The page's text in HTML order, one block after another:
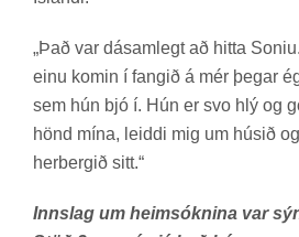
„Það var dá­sam­legt að hitta
einu kom­in í fang­ið á mér þeg­ar
sem hún bjó í. Hún er svo hlý og
hönd mína, leiddi mig um hús­ið
her­berg­ið sitt.“
Innslag um heimsóknina var